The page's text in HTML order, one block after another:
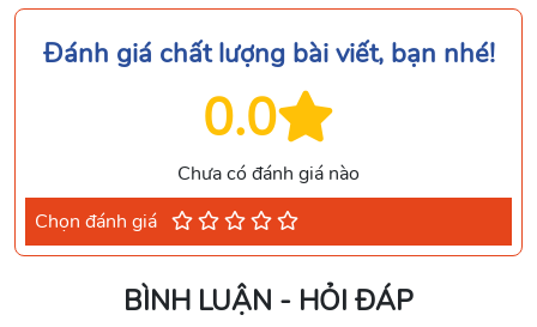
Đánh giá chất lượng bài viết, bạn nhé!
0.0
Chưa có đánh giá nào
Chọn đánh giá
BÌNH LUẬN - HỎI ĐÁP